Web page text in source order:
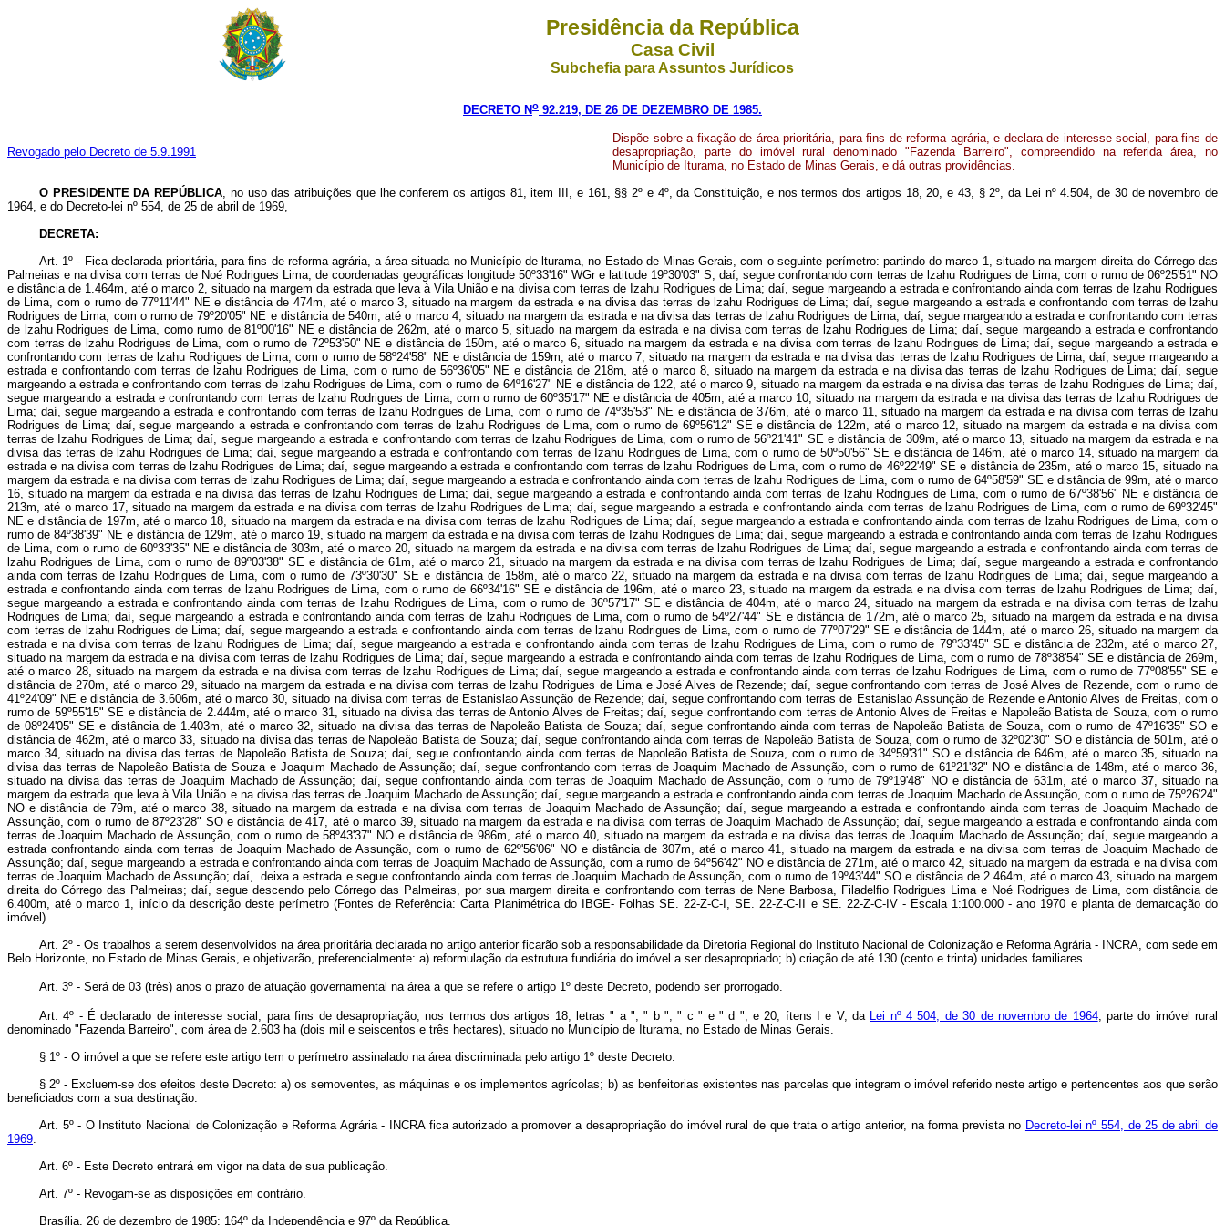
Presidência da República
Casa Civil
Subchefia para Assuntos Jurídicos
DECRETO No 92.219, DE 26 DE DEZEMBRO DE 1985.
Revogado pelo Decreto de 5.9.1991
Dispõe sobre a fixação de área prioritária, para fins de reforma agrária, e declara de interesse social, para fins de
desapropriação, parte do imóvel rural denominado "Fazenda Barreiro", compreendido na referida área, no
Município de Iturama, no Estado de Minas Gerais, e dá outras providências.
O PRESIDENTE DA REPÚBLICA, no uso das atribuições que lhe conferem os artigos 81, item III, e 161, §§ 2º e 4º, da Constituição, e nos termos dos artigos 18, 20, e 43, § 2º, da Lei nº 4.504, de 30 de novembro de
1964, e do Decreto-lei nº 554, de 25 de abril de 1969,
DECRETA:
Art. 1º- Fica declarada prioritária, para fins de reforma agrária, a área situada no Município de lturama, no Estado de Minas Gerais, com o seguinte perímetro: partindo do marco 1, situado na margem direita do Córrego das Palmeiras e na divisa com terras de Noé Rodrigues Lima, de coordenadas geográficas longitude 50º33'16" WGr e latitude 19º30'03" S; daí, segue confrontando com terras de lzahu Rodrigues de Lima, com o rumo de 06º25'51" NO e distância de 1.464m, até o marco 2, situado na margem da estrada que leva à Vila União e na divisa com terras de Izahu Rodrigues de Lima; daí, segue margeando a estrada e confrontando ainda com terras de lzahu Rodrigues de Lima, com o rumo de 77º11'44" NE e distância de 474m, até o marco 3, situado na margem da estrada e na divisa das terras de lzahu Rodrigues de Lima; daí, segue margeando a estrada e confrontando com terras de lzahu Rodrigues de Lima, com o rumo de 79º20'05" NE e distância de 540m, até o marco 4, situado na margem da estrada e na divisa das terras de lzahu Rodrigues de Lima; daí, segue margeando a estrada e confrontando com terras de lzahu Rodrigues de Lima, como rumo de 81º00'16" NE e distância de 262m, até o marco 5, situado na margem da estrada e na divisa com terras de lzahu Rodrigues de Lima; daí, segue margeando a estrada e confrontando com terras de lzahu Rodrigues de Lima, com o rumo de 72º53'50" NE e distância de 150m, até o marco 6, situado na margem da estrada e na divisa com terras de lzahu Rodrigues de Lima; daí, segue margeando a estrada e confrontando com terras de lzahu Rodrigues de Lima, com o rumo de 58º24'58" NE e distância de 159m, até o marco 7, situado na margem da estrada e na divisa das terras de Izahu Rodrigues de Lima; daí, segue margeando a estrada e confrontando com terras de lzahu Rodrigues de Lima, com o rumo de 56º36'05" NE e distância de 218m, até o marco 8, situado na margem da estrada e na divisa das terras de lzahu Rodrigues de Lima; daí, segue margeando a estrada e confrontando com terras de lzahu Rodrigues de Lima, com o rumo de 64º16'27" NE e distância de 122, até o marco 9, situado na margem da estrada e na divisa das terras de lzahu Rodrigues de Lima; daí, segue margeando a estrada e confrontando com terras de lzahu Rodrigues de Lima, com o rumo de 60º35'17" NE e distância de 405m, até a marco 10, situado na margem da estrada e na divisa das terras de lzahu Rodrigues de Lima; daí, segue margeando a estrada e confrontando com terras de lzahu Rodrigues de Lima, com o rumo de 74º35'53" NE e distância de 376m, até o marco 11, situado na margem da estrada e na divisa com terras de lzahu Rodrigues de Lima; daí, segue margeando a estrada e confrontando com terras de lzahu Rodrigues de Lima, com o rumo de 69º56'12" SE e distância de 122m, até o marco 12, situado na margem da estrada e na divisa com terras de Izahu Rodrigues de Lima; daí, segue margeando a estrada e confrontando com terras de lzahu Rodrigues de Lima, com o rumo de 56º21'41" SE e distância de 309m, até o marco 13, situado na margem da estrada e na divisa das terras de lzahu Rodrigues de Lima; daí, segue margeando a estrada e confrontando com terras de Izahu Rodrigues de Lima, com o rumo de 50º50'56" SE e distância de 146m, até o marco 14, situado na margem da estrada e na divisa com terras de lzahu Rodrigues de Lima; daí, segue margeando a estrada e confrontando com terras de lzahu Rodrigues de Lima, com o rumo de 46º22'49" SE e distância de 235m, até o marco 15, situado na margem da estrada e na divisa com terras de lzahu Rodrigues de Lima; daí, segue margeando a estrada e confrontando ainda com terras de lzahu Rodrigues de Lima, com o rumo de 64º58'59" SE e distância de 99m, até o marco 16, situado na margem da estrada e na divisa das terras de Izahu Rodrigues de Lima; daí, segue margeando a estrada e confrontando ainda com terras de lzahu Rodrigues de Lima, com o rumo de 67º38'56" NE e distância de 213m, até o marco 17, situado na margem da estrada e na divisa com terras de lzahu Rodrigues de Lima; daí, segue margeando a estrada e confrontando ainda com terras de lzahu Rodrigues de Lima, com o rumo de 69º32'45" NE e distância de 197m, até o marco 18, situado na margem da estrada e na divisa com terras de lzahu Rodrigues de Lima; daí, segue margeando a estrada e confrontando ainda com terras de lzahu Rodrigues de Lima, com o rumo de 84º38'39" NE e distância de 129m, até o marco 19, situado na margem da estrada e na divisa com terras de Izahu Rodrigues de Lima; daí, segue margeando a estrada e confrontando ainda com terras de Izahu Rodrigues de Lima, com o rumo de 60º33'35" NE e distância de 303m, até o marco 20, situado na margem da estrada e na divisa com terras de lzahu Rodrigues de Lima; daí, segue margeando a estrada e confrontando ainda com terras de lzahu Rodrigues de Lima, com o rumo de 89º03'38" SE e distância de 61m, até o marco 21, situado na margem da estrada e na divisa com terras de lzahu Rodrigues de Lima; daí, segue margeando a estrada e confrontando ainda com terras de Izahu Rodrigues de Lima, com o rumo de 73º30'30" SE e distância de 158m, até o marco 22, situado na margem da estrada e na divisa com terras de lzahu Rodrigues de Lima; daí, segue margeando a estrada e confrontando ainda com terras de lzahu Rodrigues de Lima, com o rumo de 66º34'16" SE e distância de 196m, até o marco 23, situado na margem da estrada e na divisa com terras de lzahu Rodrigues de Lima; daí, segue margeando a estrada e confrontando ainda com terras de Izahu Rodrigues de Lima, com o rumo de 36º57'17" SE e distância de 404m, até o marco 24, situado na margem da estrada e na divisa com terras de lzahu Rodrigues de Lima; daí, segue margeando a estrada e confrontando ainda com terras de lzahu Rodrigues de Lima, com o rumo de 54º27'44" SE e distância de 172m, até o marco 25, situado na margem da estrada e na divisa com terras de lzahu Rodrigues de Lima; daí, segue margeando a estrada e confrontando ainda com terras de lzahu Rodrigues de Lima, com o rumo de 77º07'29" SE e distância de 144m, até o marco 26, situado na margem da estrada e na divisa com terras de lzahu Rodrigues de Lima; daí, segue margeando a estrada e confrontando ainda com terras de lzahu Rodrigues de Lima, com o rumo de 79º33'45" SE e distância de 232m, até o marco 27, situado na margem da estrada e na divisa com terras de lzahu Rodrigues de Lima; daí, segue margeando a estrada e confrontando ainda com terras de lzahu Rodrigues de Lima, com o rumo de 78º38'54" SE e distância de 269m, até o marco 28, situado na margem da estrada e na divisa com terras de lzahu Rodrigues de Lima; daí, segue margeando a estrada e confrontando ainda com terras de lzahu Rodrigues de Lima, com o rumo de 77º08'55" SE e distância de 270m, até o marco 29, situado na margem da estrada e na divisa com terras de lzahu Rodrigues de Lima e José Alves de Rezende; daí, segue confrontando com terras de José Alves de Rezende, com o rumo de 41º24'09" NE e distância de 3.606m, até o marco 30, situado na divisa com terras de Estanislao Assunção de Rezende; daí, segue confrontando com terras de Estanislao Assunção de Rezende e Antonio Alves de Freitas, com o rumo de 59º55'15" SE e distância de 2.444m, até o marco 31, situado na divisa das terras de Antonio Alves de Freitas; daí, segue confrontando com terras de Antonio Alves de Freitas e Napoleão Batista de Souza, com o rumo de 08º24'05" SE e distância de 1.403m, até o marco 32, situado na divisa das terras de Napoleão Batista de Souza; daí, segue confrontando ainda com terras de Napoleão Batista de Souza, com o rumo de 47º16'35" SO e distância de 462m, até o marco 33, situado na divisa das terras de Napoleão Batista de Souza; daí, segue confrontando ainda com terras de Napoleão Batista de Souza, com o rumo de 32º02'30" SO e distância de 501m, até o marco 34, situado na divisa das terras de Napoleão Batista de Souza; daí, segue confrontando ainda com terras de Napoleão Batista de Souza, com o rumo de 34º59'31" SO e distância de 646m, até o marco 35, situado na divisa das terras de Napoleão Batista de Souza e Joaquim Machado de Assunção; daí, segue confrontando com terras de Joaquim Machado de Assunção, com o rumo de 61º21'32" NO e distância de 148m, até o marco 36, situado na divisa das terras de Joaquim Machado de Assunção; daí, segue confrontando ainda com terras de Joaquim Machado de Assunção, com o rumo de 79º19'48" NO e distância de 631m, até o marco 37, situado na margem da estrada que leva à Vila União e na divisa das terras de Joaquim Machado de Assunção; daí, segue margeando a estrada e confrontando ainda com terras de Joaquim Machado de Assunção, com o rumo de 75º26'24" NO e distância de 79m, até o marco 38, situado na margem da estrada e na divisa com terras de Joaquim Machado de Assunção; daí, segue margeando a estrada e confrontando ainda com terras de Joaquim Machado de Assunção, com o rumo de 87º23'28" SO e distância de 417, até o marco 39, situado na margem da estrada e na divisa com terras de Joaquim Machado de Assunção; daí, segue margeando a estrada e confrontando ainda com terras de Joaquim Machado de Assunção, com o rumo de 58º43'37" NO e distância de 986m, até o marco 40, situado na margem da estrada e na divisa das terras de Joaquim Machado de Assunção; daí, segue margeando a estrada confrontando ainda com terras de Joaquim Machado de Assunção, com o rumo de 62º'56'06" NO e distância de 307m, até o marco 41, situado na margem da estrada e na divisa com terras de Joaquim Machado de Assunção; daí, segue margeando a estrada e confrontando ainda com terras de Joaquim Machado de Assunção, com a rumo de 64º56'42" NO e distância de 271m, até o marco 42, situado na margem da estrada e na divisa com terras de Joaquim Machad
Art. 2º - Os trabalhos a serem desenvolvidos na área prioritária declarada no artigo anterior ficarão sob a responsabilidade da Diretoria Regional do Instituto Nacional de Colonização e Reforma Agrária - INCRA, com sede em
Belo Horizonte, no Estado de Minas Gerais, e objetivarão, preferencialmente: a) reformulação da estrutura fundiária do imóvel a ser desapropriado; b) criação de até 130 (cento e trinta) unidades familiares.
Art. 3º - Será de 03 (três) anos o prazo de atuação governamental na área a que se refere o artigo 1º deste Decreto, podendo ser prorrogado.
Art. 4º - É declarado de interesse social, para fins de desapropriação, nos termos dos artigos 18, letras " a ", " b ", " c " e " d ", e 20, ítens I e V, da Lei nº 4 504, de 30 de novembro de 1964, parte do imóvel rural
denominado "Fazenda Barreiro", com área de 2.603 ha (dois mil e seiscentos e três hectares), situado no Município de Iturama, no Estado de Minas Gerais.
§ 1º - O imóvel a que se refere este artigo tem o perímetro assinalado na área discriminada pelo artigo 1º deste Decreto.
§ 2º - Excluem-se dos efeitos deste Decreto: a) os semoventes, as máquinas e os implementos agrícolas; b) as benfeitorias existentes nas parcelas que integram o imóvel referido neste artigo e pertencentes aos que serão
beneficiados com a sua destinação.
Art. 5º - O Instituto Nacional de Colonização e Reforma Agrária - INCRA fica autorizado a promover a desapropriação do imóvel rural de que trata o artigo anterior, na forma prevista no Decreto-lei nº 554, de 25 de abril de
1969.
Art. 6º - Este Decreto entrará em vigor na data de sua publicação.
Art. 7º - Revogam-se as disposições em contrário.
Brasília, 26 de dezembro de 1985; 164º da Independência e 97º da República.